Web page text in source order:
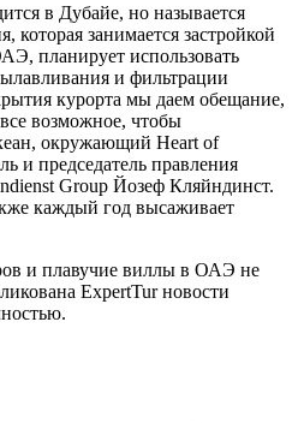
в Дубайе, но называется
занимается застройкой
планирует использовать
и фильтрации
курорта мы даем обещание,
возможное, чтобы
окружающий Heart of
и председатель правления
Group Йозеф Кляйндинст.
каждый год высаживает
и плавучие виллы в ОАЭ не
ExpertTur новости